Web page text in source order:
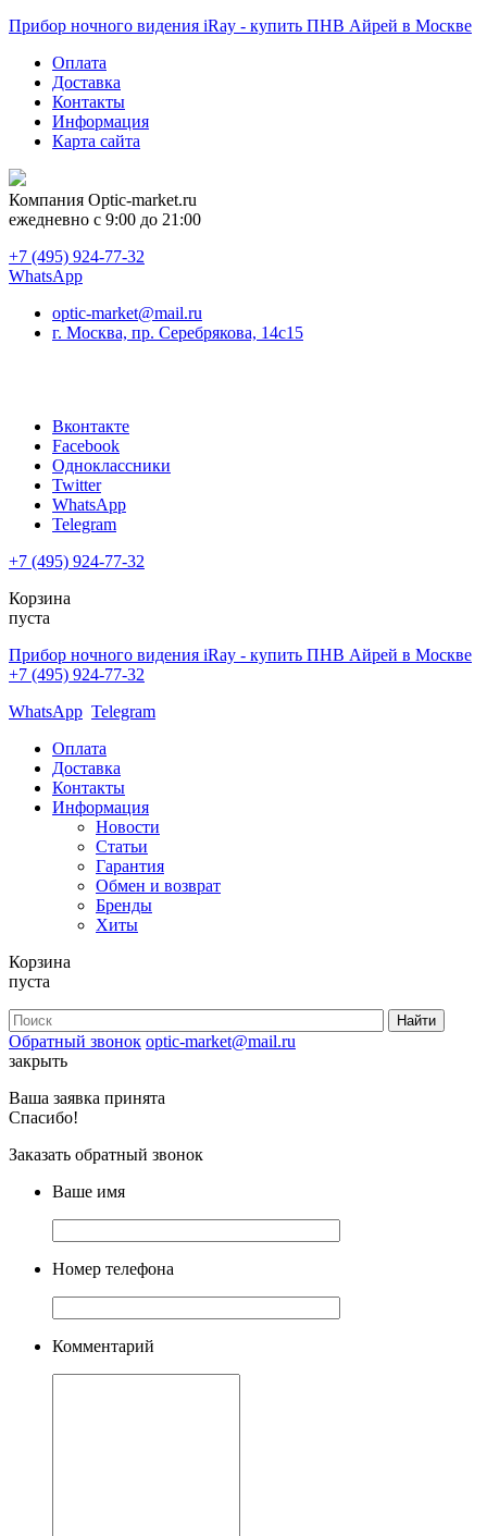
Прибор ночного видения iRay - купить ПНВ Айрей в Москве
Оплата
Доставка
Контакты
Информация
Карта сайта
Компания Optic-market.ru
ежедневно с 9:00 до 21:00
+7 (495) 924-77-32
WhatsApp
optic-market@mail.ru
г. Москва, пр. Серебрякова, 14с15
Вконтакте
Facebook
Одноклассники
Twitter
WhatsApp
Telegram
+7 (495) 924-77-32
Корзина
пуста
Прибор ночного видения iRay - купить ПНВ Айрей в Москве
+7 (495) 924-77-32
WhatsApp Telegram
Оплата
Доставка
Контакты
Информация
Новости
Статьи
Гарантия
Обмен и возврат
Бренды
Хиты
Корзина
пуста
Обратный звонок optic-market@mail.ru
закрыть
Ваша заявка принята
Спасибо!
Заказать обратный звонок
Ваше имя
Номер телефона
Комментарий